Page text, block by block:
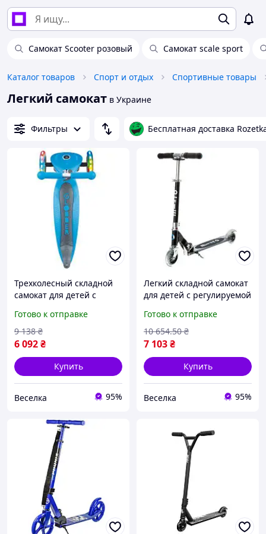
Самокат Scooter розовый Самокат scale sport
Каталог товаров Спорт и отдых Спортивные товары
Легкий самокат в Украине
Фильтры Бесплатная доставка
Трехколесный складной
самокат для детей с
безопасный для
активного отдыха от 3 лет
FLAME
Готово к отправке
6 092₴
9 138 ₴
Купить
Веселка 95%
Легкий складной самокат
для детей с регулируемой
маневренными колесами
для прогулок FLAME
Готово к отправке
7 103₴
10 654.50 ₴
Купить
Веселка 95%